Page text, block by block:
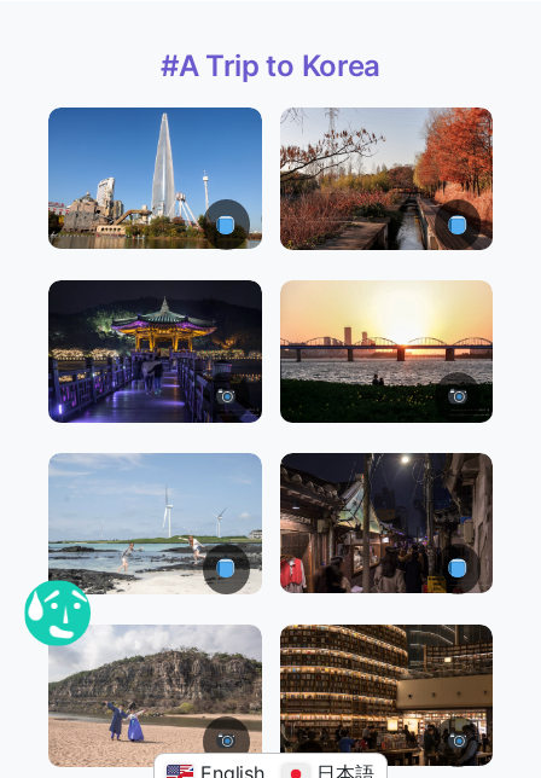
#A Trip to Korea
English 日本語